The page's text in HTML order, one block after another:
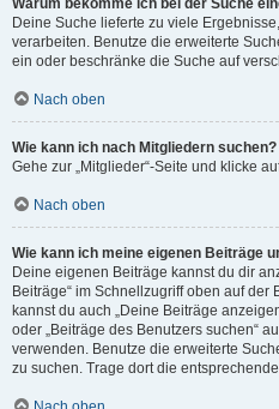
Warum bekomme ich bei der Suche
Deine Suche lieferte zu viele
verarbeiten. Benutze die erweiterte
ein oder beschränke die Suche auf
Nach oben
Wie kann ich nach Mitgliedern suchen?
Gehe zur „Mitglieder“-Seite und klicke
Nach oben
Wie kann ich meine eigenen Beiträge
Deine eigenen Beiträge kannst du dir
Beiträge“ im Schnellzugriff oben auf der
kannst du auch „Deine Beiträge
oder „Beiträge des Benutzers suchen“
verwenden. Benutze die erweiterte
zu suchen. Trage dort die